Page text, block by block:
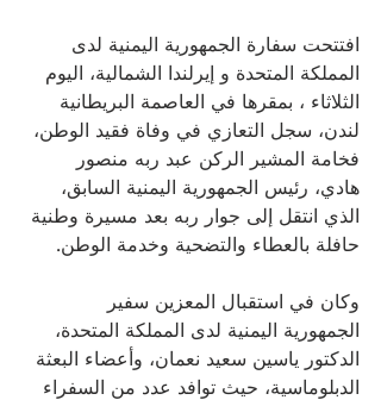
افتتحت سفارة الجمهورية اليمنية لدى
المملكة المتحدة و إيرلندا الشمالية، اليوم
الثلاثاء ، بمقرها في العاصمة البريطانية
لندن، سجل التعازي في وفاة فقيد الوطن،
فخامة المشير الركن عبد ربه منصور
هادي، رئيس الجمهورية اليمنية السابق،
الذي انتقل إلى جوار ربه بعد مسيرة وطنية
حافلة بالعطاء والتضحية وخدمة الوطن.
وكان في استقبال المعزين سفير
الجمهورية اليمنية لدى المملكة المتحدة،
الدكتور ياسين سعيد نعمان، وأعضاء البعثة
الدبلوماسية، حيث توافد عدد من السفراء